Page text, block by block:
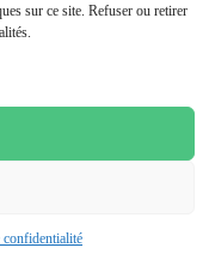
sur ce site. Refuser ou retirer
les directions